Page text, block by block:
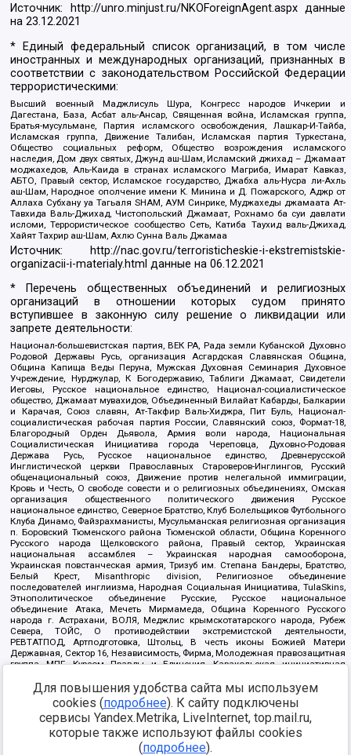
Источник: http://unro.minjust.ru/NKOForeignAgent.aspxданные
на23.12.2021
* Единый федеральный список организаций, в том числе
иностранных и международных организаций, признанных в
соответствии с законодательством Российской Федерации
террористическими:
Высший военный Маджлисуль Шура, Конгресс народов Ичкерии и
Дагестана, База, Асбат аль-Ансар, Священная война, Исламская группа,
Братья-мусульмане, Партия исламского освобождения, Лашкар-И-Тайба,
Исламская группа, Движение Талибан, Исламская партия Туркестана,
Общество социальных реформ, Общество возрождения исламского
наследия, Дом двух святых, Джунд аш-Шам, Исламский джихад – Джамаат
моджахедов, Аль-Каида в странах исламского Магриба, Имарат Кавказ,
АБТО, Правый сектор, Исламское государство, Джабха аль-Нусра ли-Ахль
аш-Шам, Народное ополчение имени К. Минина и Д. Пожарского, Аджр от
Аллаха Субхану уа Тагьаля SHAM, АУМ Синрике, Муджахеды джамаата Ат-
Тавхида Валь-Джихад, Чистопольский Джамаат, Рохнамо ба суи давлати
исломи, Террористическое сообщество Сеть, Катиба Таухид валь-Джихад,
Хайят Тахрир аш-Шам, Ахлю Сунна Валь Джамаа
Источник:
http://nac.gov.ru/terroristicheskie-i-ekstremistskie-
organizacii-i-materialy.html данные на06.12.2021
* Перечень общественных объединений и религиозных
организаций в отношении которых судом принято
вступившее в законную силу решение о ликвидации или
запрете деятельности:
Национал-большевистская партия, ВЕК РА, Рада земли Кубанской Духовно
Родовой Державы Русь, организация Асгардская Славянская Община,
Община Капища Веды Перуна, Мужская Духовная Семинария Духовное
Учреждение, Нурджулар, К Богодержавию, Таблиги Джамаат, Свидетели
Иеговы, Русское национальное единство, Национал-социалистическое
общество, Джамаат мувахидов, Объединенный Вилайат Кабарды, Балкарии
и Карачая, Союз славян, Ат-Такфир Валь-Хиджра, Пит Буль, Национал-
социалистическая рабочая партия России, Славянский союз, Формат-18,
Благородный Орден Дьявола, Армия воли народа, Национальная
Социалистическая Инициатива города Череповца, Духовно-Родовая
Держава Русь, Русское национальное единство, Древнерусской
Инглистической церкви Православных Староверов-Инглингов, Русский
общенациональный союз, Движение против нелегальной иммиграции,
Кровь и Честь, О свободе совести и о религиозных объединениях, Омская
организация общественного политического движения Русское
национальное единство, Северное Братство, Клуб Болельщиков Футбольного
Клуба Динамо, Файзрахманисты, Мусульманская религиозная организация
п. Боровский Тюменского района Тюменской области, Община Коренного
Русского народа Щелковского района, Правый сектор, Украинская
национальная ассамблея – Украинская народная самооборона,
Украинская повстанческая армия, Тризуб им. Степана Бандеры, Братство,
Белый Крест, Misanthropic division, Религиозное объединение
последователей инглиизма, Народная Социальная Инициатива, TulaSkins,
Этнополитическое объединение Русские, Русское национальное
объединение Атака, Мечеть Мирмамеда, Община Коренного Русского
народа г. Астрахани, ВОЛЯ, Меджлис крымскотатарского народа, Рубеж
Севера, ТОЙС, О противодействии экстремистской деятельности,
РЕВТАТПОД, Артподготовка, Штольц, В честь иконы Божией Матери
Державная, Сектор 16, Независимость, Фирма, Молодежная правозащитная
группа МПГ, Курсом Правды и Единения, Каракольская инициативная
Благотворительный пансионат Ак Умут, Русская республика Русь,
Арестантское уголовное единство, Башкорт, Нация и свобода, W.H.С., Фалунь
Дафа, Иртыш Ultras, Русский Патриотический клуб-Новокузнецк/РПК,
Сибирский державный союз, Фонд борьбы с коррупцией, Фонд защиты прав
граждан, Штабы Навального, Совет граждан СССР Прикубанского округа г.
Для повышения удобства сайта мы используем
cookies (подробнее). К сайту подключены
сервисы Yandex.Metrika, LiveInternet, top.mail.ru,
которые также используют файлы cookies
(подробнее).